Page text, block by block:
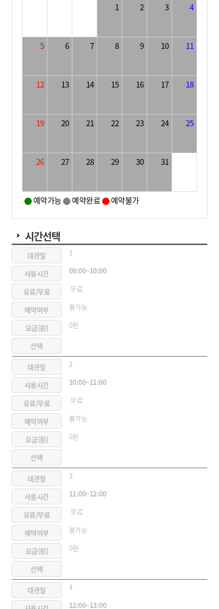
1
2 3 4
5 6 7 8 9 10 11
12 13 14 15 16 17 18
19 20 21 22 23 24 25
26 27 28 29 30 31
예약가능 예약완료 예약불가
시간선택
1
09:00~10:00
무료
불가능
0원
2
10:00~11:00
무료
불가능
0원
3
11:00~12:00
무료
불가능
0원
4
12:00~13:00